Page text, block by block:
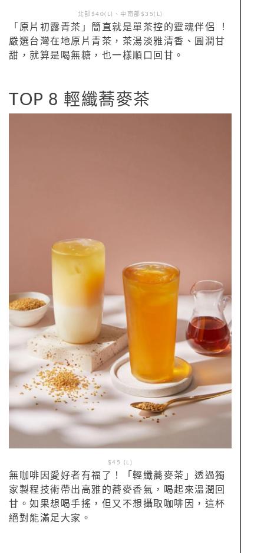
北部$40(L)、中南部$35(L)
「原片初露青茶」簡直就是單茶控的靈魂伴侶 ！
嚴選台灣在地原片青茶，茶湯淡雅清香、圓潤甘
甜，就算是喝無糖，也一樣順口回甘。
TOP 8 輕纖蕎麥茶
$45 (L)
無咖啡因愛好者有福了！「輕纖蕎麥茶」透過獨
家製程技術帶出高雅的蕎麥香氣，喝起來溫潤回
甘。如果想喝手搖，但又不想攝取咖啡因，這杯
絕對能滿足大家。